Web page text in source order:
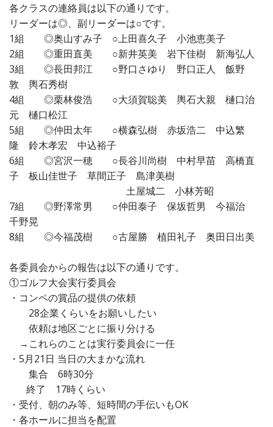
各クラスの連絡員は以下の通りです。
リーダーは◎、副リーダーは○です。
1組 ◎奥山すみ子 ○上田喜久子 小池恵美子
2組 ◎重田直美 ○新井英美 岩下佳樹 新海弘人
3組 ◎長田邦江 ○野口さゆり 野口正人 飯野
敦 輿石秀樹
4組 ◎栗林俊浩 ○大須賀聡美 輿石大親 樋口治
元 樋口松江
5組 ◎仲田太年 ○横森弘樹 赤坂浩二 中込繁
隆 鈴木孝宏 中込裕子
6組 ◎宮沢一穂 ○長谷川尚樹 中村早苗 高橋直
子 板山佳世子 草間正子 島津美樹
土屋城二 小林芳昭
7組 ◎野澤常男 ○仲田泰子 保坂哲男 今福治
千野晃
8組 ◎今福茂樹 ○古屋勝 植田礼子 奥田日出美
各委員会からの報告は以下の通りです。
①ゴルフ大会実行委員会
・コンペの賞品の提供の依頼
28企業くらいをお願いしたい
依頼は地区ごとに振り分ける
→これらのことは実行委員会に一任
・5月21日 当日の大まかな流れ
集合 6時30分
終了 17時くらい
・受付、朝のみ等、短時間の手伝いもOK
・各ホールに担当を配置